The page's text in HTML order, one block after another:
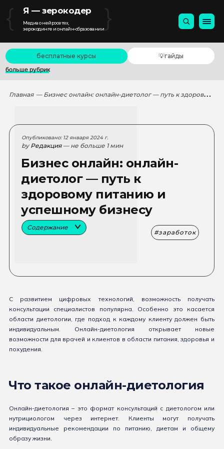
{ Я — зерокодер
Медиа о нейросетях,
зерокодинге и онлайн-образовании}
бесплатные курсы
💡гайды
больше рубрик
Главная — Бизнес онлайн: онлайн-диетолог — путь к здоровому питанию и успешному бизнесу
Опубликовано: 12 января 2024 г.
by Редакция — не больше 1 мин
Бизнес онлайн: онлайн-
диетолог — путь к
здоровому питанию и
успешному бизнесу
Содержание
заработок
С развитием цифровых технологий, возможность получать
консультации специалистов популярна. Особенно это касается
области диетологии, где подход к каждому клиенту должен быть
индивидуальным. Онлайн-диетология открывает новые
возможности для врачей и клиентов в области питания, здоровья и
похудения.
Что такое онлайн-диетология
Онлайн-диетология – это формат консультаций с диетологом или
нутрициологом через интернет. Клиенты могут получать
индивидуальные рекомендации по питанию, диетам и общему
образу жизни.